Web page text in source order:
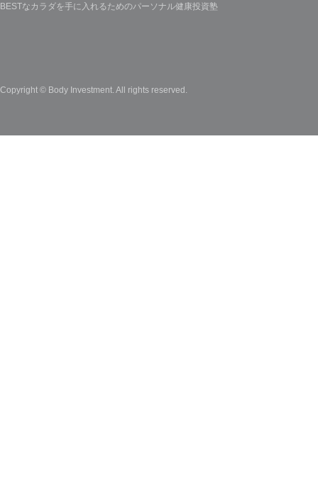
BESTなカラダを手に入れるためのパーソナル健康投資塾
Copyright © Body Investment. All rights reserved.